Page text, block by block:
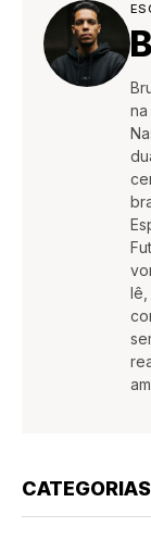
lê,
CATEGORIAS